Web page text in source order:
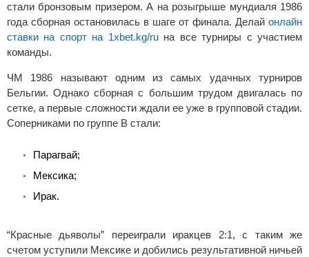
стали бронзовым призером. А на розыгрыше мундиаля 1986
года сборная остановилась в шаге от финала. Делай онлайн
ставки на спорт на 1xbet.kg/ruна все турниры с участием
команды.
ЧМ 1986 называют одним из самых удачных турниров
Бельгии. Однако сборная с большим трудом двигалась по
сетке, а первые сложности ждали ее уже в групповой стадии.
Соперниками по группе В стали:
Парагвай;
Мексика;
Ирак.
“Красные дьяволы” переиграли иракцев 2:1, с таким же
счетом уступили Мексике и добились результативной ничьей